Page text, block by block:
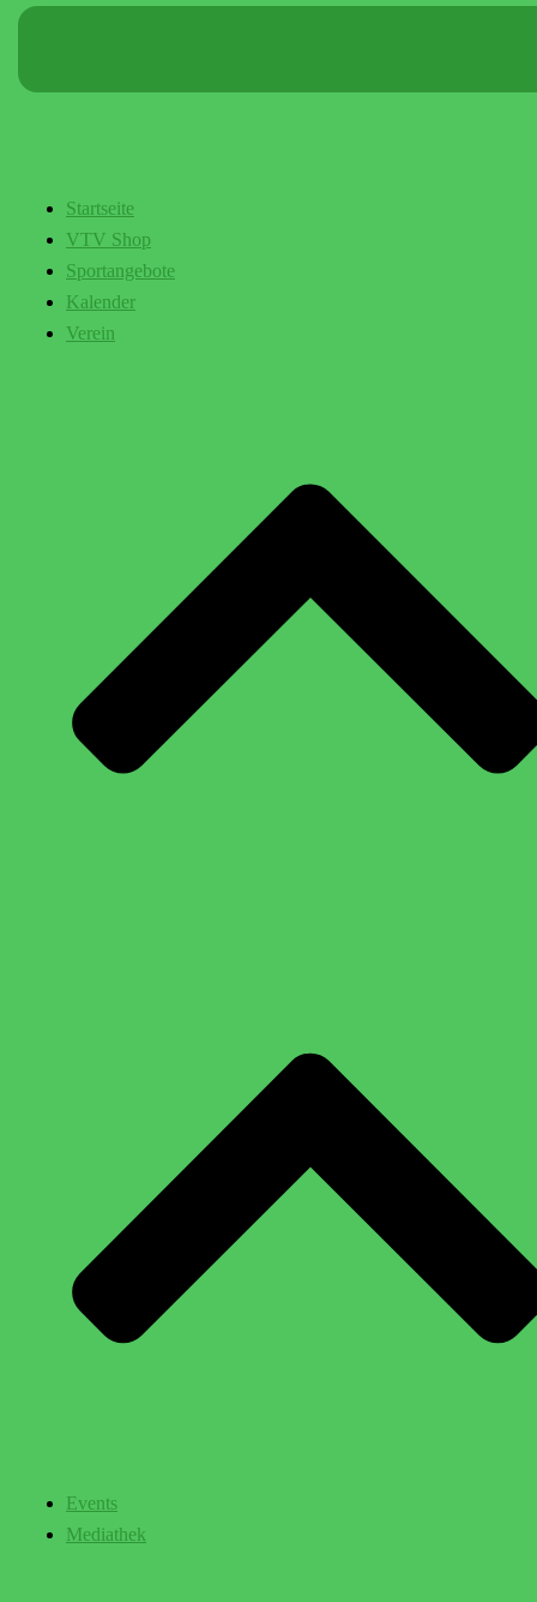
Startseite
VTV Shop
Sportangebote
Kalender
Verein
Events
Mediathek